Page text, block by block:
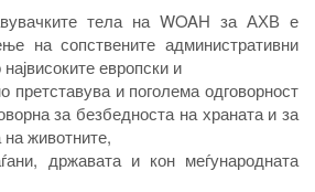
тела на WOAH за АХВ е
на сопствените административни
европски и
претставува и поголема одговорност
за безбедноста на храната и за
животните,
државата и кон меѓународната